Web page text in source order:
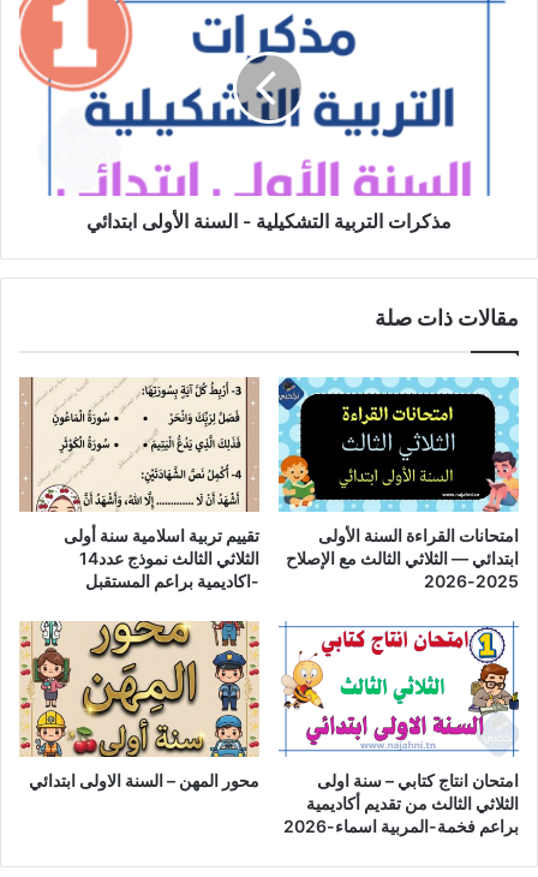
مذكرات التربية التشكيلية - السنة الأولى ابتدائي
مقالات ذات صلة
امتحانات القراءة السنة الأولى
ابتدائي — الثلاثي الثالث مع الإصلاح
2025-2026
تقييم تربية اسلامية سنة أولى
الثلاثي الثالث نموذج عدد14
-اكاديمية براعم المستقبل
امتحان انتاج كتابي – سنة اولى
الثلاثي الثالث من تقديم أكاديمية
براعم فخمة-المربية اسماء-2026
محور المهن – السنة الاولى ابتدائي